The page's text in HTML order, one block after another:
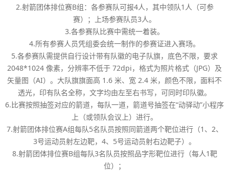
2.射箭团体排位赛B组：各参赛队可报4人，其中领队1人（可参
赛）；上场参赛队员3人。
3.各参赛队比赛中需统一着装。
4.所有参赛人员凭组委会统一制作的参赛证进入赛场。
5.各参赛队需提供自行设计带有队徽的电子队旗，底色不限，要求
2048*1024 像素，分辨率不低于 72dpi，格式为照片格式（JPG）及
矢量图（AI）。大队旗旗面高 1.6 米、宽 2.4 米，颜色不限，面料不
透光，印有队名全称，文字均由左至右书写，可同时印队徽。
6.比赛按照抽签对应的箭道，每队一道，箭道号抽签在“动驿动”小程序
上（或领队会议上）进行。
7.射箭团体排位赛A组每队5名队员按照同箭道两个靶位进行（1、2、
3号运动员射左边靶，4、5号运动员射右边靶子）。
8.射箭团体排位赛B组每队3名队员按照品字形靶位进行（每人1靶
位）；